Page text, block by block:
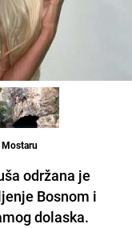
Mostaru
održana je
Bosnom i
dolaska.